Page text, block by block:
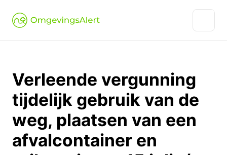
Verleende vergunning
tijdelijk gebruik van de
weg, plaatsen van een
afvalcontainer en